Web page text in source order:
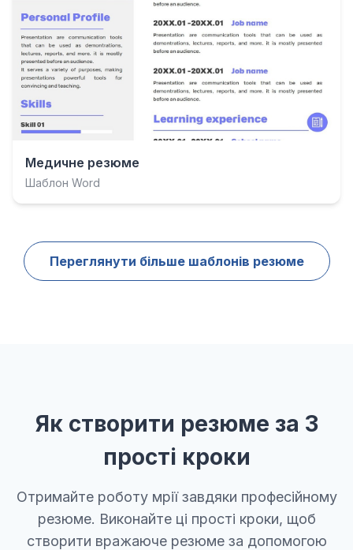
Медичне резюме
Шаблон Word
Переглянути більше шаблонів резюме
Як створити резюме за 3
прості кроки
Отримайте роботу мрії завдяки професійному
резюме. Виконайте ці прості кроки, щоб
створити вражаюче резюме за допомогою